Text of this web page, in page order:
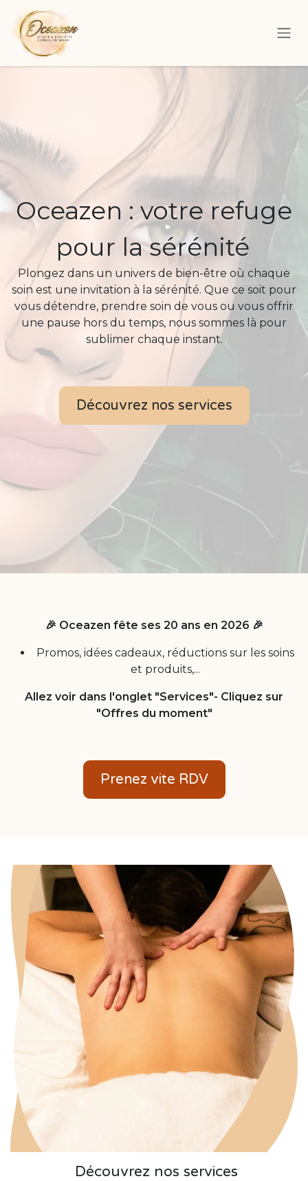
Se rendre au contenu
Oceazen : votre refuge
pour la sérénité
Plongez dans un univers de bien-être où chaque
soin est une invitation à la sérénité. Que ce soit pour
vous détendre, prendre soin de vous ou vous offrir
une pause hors du temps, nous sommes là pour
sublimer chaque instant.
Découvrez nos services
🎉 Oceazen fête ses 20 ans en 2026 🎉
Promos, idées cadeaux, réductions sur les soins
et produits,...
Allez voir dans l'onglet "Services"- Cliquez sur
"Offres du moment"
Prenez vite RDV
Découvrez nos services